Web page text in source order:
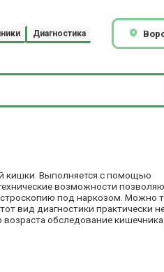
Диагностика
кишки. Выполняется с помощью
возможности
под наркозом. Можно
вид диагностики практически
обследование